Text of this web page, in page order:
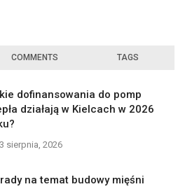
COMMENTS TAGS
dofinansowania do pomp
działają w Kielcach w 2026
3 sierpnia, 2026
na temat budowy mięśni